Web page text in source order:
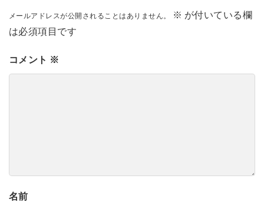
メールアドレスが公開されることはありません。 ※ が付いている欄
は必須項目です
コメント ※
名前